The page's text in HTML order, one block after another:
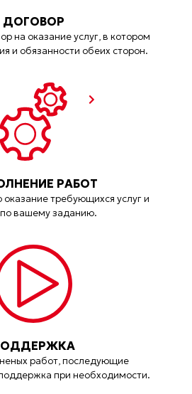
ДОГОВОР
на оказание услуг, в котором
и обязанности обеих сторон.
РАБОТ
требующихся услуг и
вашему заданию.
работ, последующие
при необходимости.